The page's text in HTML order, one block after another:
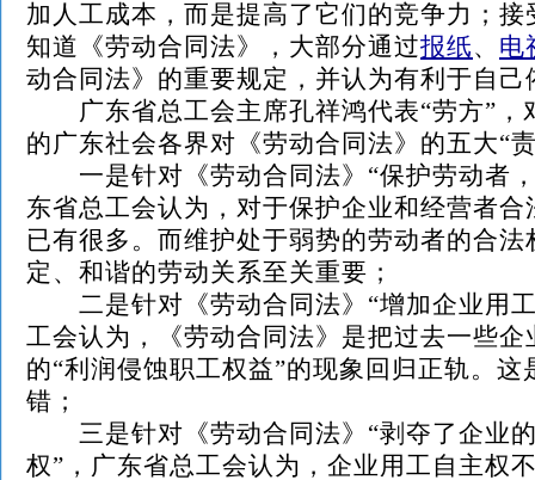
加人工成本，而是提高了它们的竞争力；
知道《劳动合同法》，大部分通过报纸、 电
动合同法》的重要规定，并认为有利于自己
广东省总工会主席孔祥鸿代表“劳方”，
的广东社会各界对《劳动合同法》的五大“
一是针对《劳动合同法》“保护劳动者，
东省总工会认为，对于保护企业和经营者合
已有很多。而维护处于弱势的劳动者的合
定、和谐的劳动关系至关重要；
二是针对《劳动合同法》“增加企业用工
工会认为，《劳动合同法》是把过去一些企
的“利润侵蚀职工权益”的现象回归正轨。这
错；
三是针对《劳动合同法》“剥夺了企业
权”，广东省总工会认为，企业用工自主权